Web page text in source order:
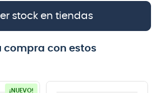
stock en tiendas
compra con estos
¡NUEVO!